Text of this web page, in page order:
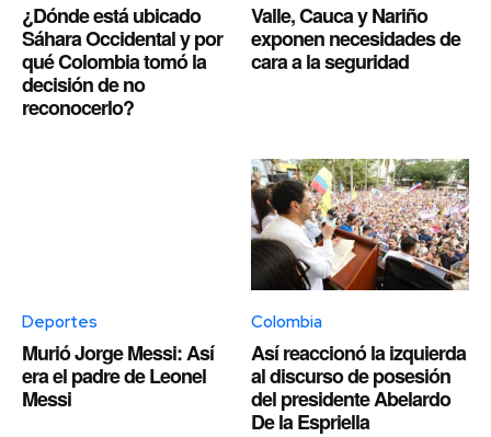
¿Dónde está ubicado
Sáhara Occidental y por
qué Colombia tomó la
decisión de no
reconocerlo?
Valle, Cauca y Nariño
exponen necesidades de
cara a la seguridad
Deportes
Murió Jorge Messi: Así
era el padre de Leonel
Messi
Colombia
Así reaccionó la izquierda
al discurso de posesión
del presidente Abelardo
De la Espriella